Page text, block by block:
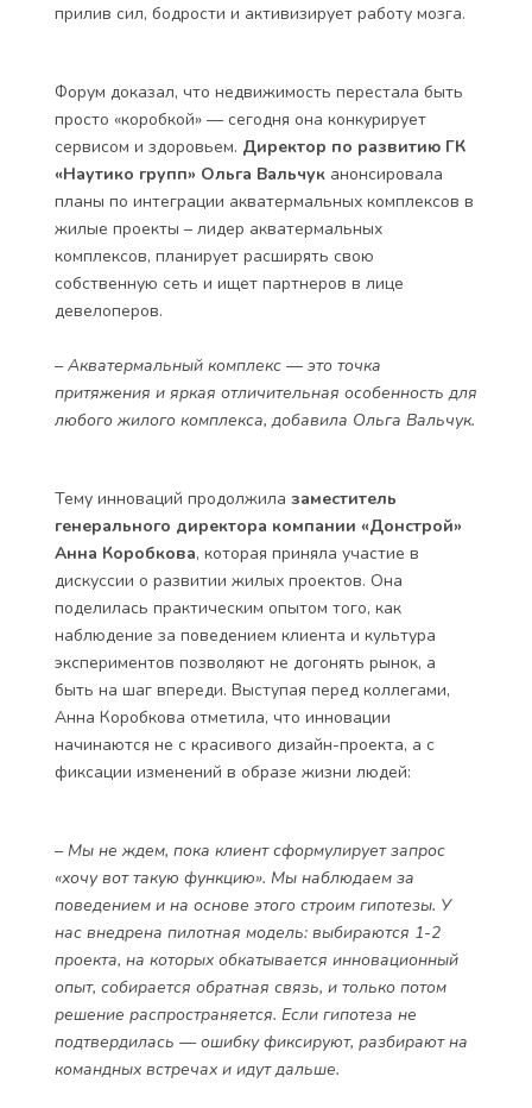
прилив сил, бодрости и активизирует работу мозга.
Форум доказал, что недвижимость перестала быть
просто «коробкой» — сегодня она конкурирует
сервисом и здоровьем. Директор по развитию ГК
«Наутико групп» Ольга Вальчук анонсировала
планы по интеграции акватермальных комплексов в
жилые проекты – лидер акватермальных
комплексов, планирует расширять свою
собственную сеть и ищет партнеров в лице
девелоперов.
– Акватермальный комплекс — это точка
притяжения и яркая отличительная особенность для
любого жилого комплекса, добавила Ольга Вальчук.
Тему инноваций продолжила заместитель
генерального директора компании «Донстрой»
Анна Коробкова, которая приняла участие в
дискуссии о развитии жилых проектов. Она
поделилась практическим опытом того, как
наблюдение за поведением клиента и культура
экспериментов позволяют не догонять рынок, а
быть на шаг впереди. Выступая перед коллегами,
Анна Коробкова отметила, что инновации
начинаются не с красивого дизайн-проекта, а с
фиксации изменений в образе жизни людей:
– Мы не ждем, пока клиент сформулирует запрос
«хочу вот такую функцию». Мы наблюдаем за
поведением и на основе этого строим гипотезы. У
нас внедрена пилотная модель: выбираются 1-2
проекта, на которых обкатывается инновационный
опыт, собирается обратная связь, и только потом
решение распространяется. Если гипотеза не
подтвердилась — ошибку фиксируют, разбирают на
командных встречах и идут дальше.